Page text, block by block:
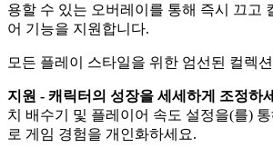
용할 수 있는 오버레이를 통해 즉시 끄고
어 기능을 지원합니다.
모든 플레이 스타일을 위한 엄선된 컬렉션
지원 - 캐릭터의 성장을 세세하게 조정하
치 배수기 및 플레이어 속도 설정을(를)
로 게임 경험을 개인화하세요.